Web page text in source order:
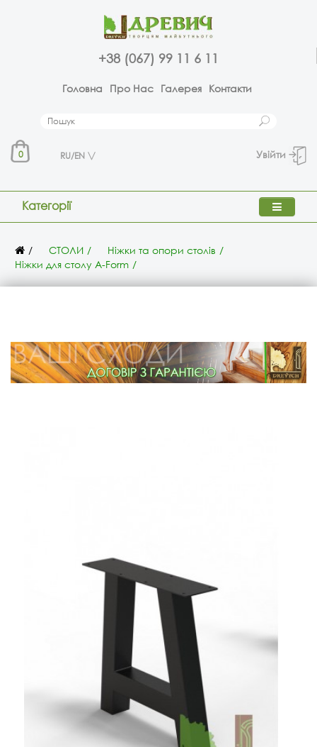
+38 (067) 99 11 6 11
Головна Про Нас Галерея Контакти
0 RU/EN Увійти
Категорії
СТОЛИ
Ніжки та опори столів
Ніжки для столу A-Form